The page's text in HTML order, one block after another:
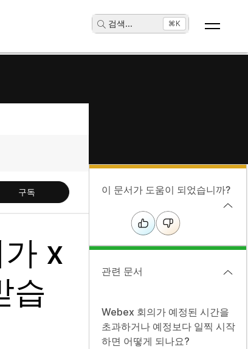
검색... ⌘K
구독
x
습
이 문서가 도움이 되었습니까?
관련 문서
Webex 회의가 예정된 시간을
초과하거나 예정보다 일찍 시작
하면 어떻게 되나요?